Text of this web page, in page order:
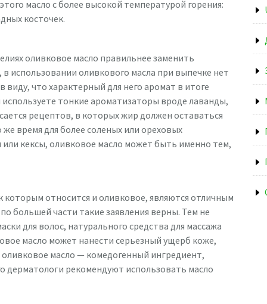
масло с более высокой температурой горения:
косточек.
оливковое масло правильнее заменить
использовании оливкового масла при выпечке нет
что характерный для него аромат в итоге
тонкие ароматизаторы вроде лаванды,
рецептов, в которых жир должен оставаться
время для более соленых или ореховых
или кексы, оливковое масло может быть именно тем,
относится и оливковое, являются отличным
большей части такие заявления верны. Тем не
для волос, натурального средства для массажа
масло может нанести серьезный ущерб коже,
масло — комедогенный ингредиент,
дерматологи рекомендуют использовать масло